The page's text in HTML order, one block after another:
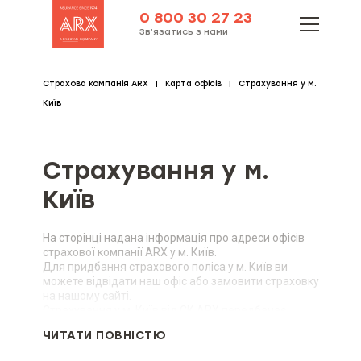
0 800 30 27 23
Зв’язатись з нами
Страхова компанія ARX Карта офісів
Страхування у м.
Київ
Страхування у м.
Київ
На сторінці надана інформація про адреси офісів
страхової компанії ARX у м. Київ.
Для придбання страхового поліса у м. Київ ви
можете відвідати наш офіс або замовити страховку
на нашому сайті.
ЧИТАТИ ПОВНІСТЮ